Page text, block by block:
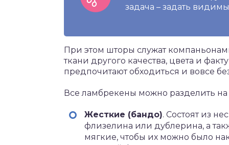
задача – задать
При этом шторы служат
ткани другого качества, цвета и
предпочитают обходиться и вовсе
Все ламбрекены можно разделить
Жесткие (бандо). Состоят из
флизелина или дублерина, а
мягкие, чтобы их можно было